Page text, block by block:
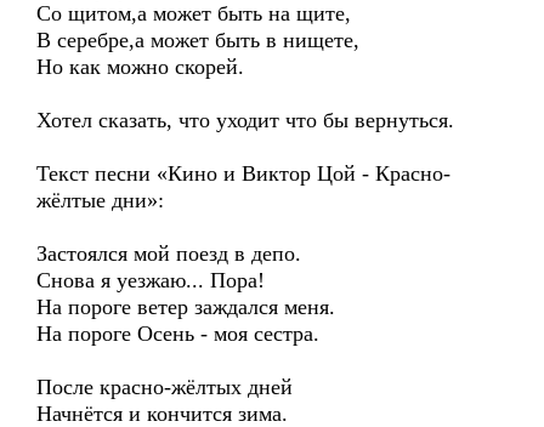
Со щитом,а может быть на щите,
В серебре,а может быть в нищете,
Но как можно скорей.
Хотел сказать, что уходит что бы вернуться.
Текст песни «Кино и Виктор Цой - Красно-
жёлтые дни»:
Застоялся мой поезд в депо.
Снова я уезжаю... Пора!
На пороге ветер заждался меня.
На пороге Осень - моя сестра.
После красно-жёлтых дней
Начнётся и кончится зима.